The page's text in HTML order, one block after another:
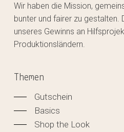
Wir haben die Mission,
bunter und fairer zu gestalten.
unseres Gewinns an
Produktionsländern.
Themen
Gutschein
Basics
Shop the Look